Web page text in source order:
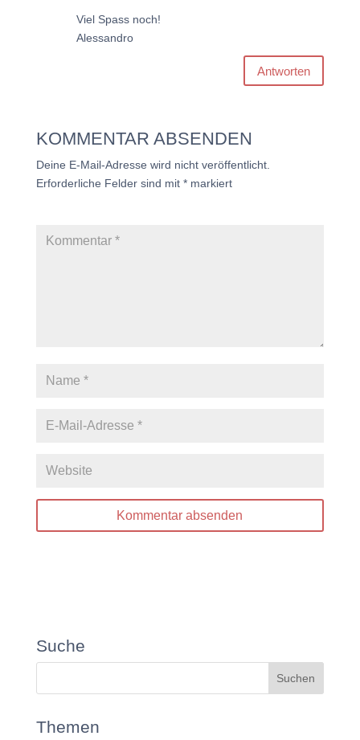
Viel Spass noch!
Alessandro
Antworten
KOMMENTAR ABSENDEN
Deine E-Mail-Adresse wird nicht veröffentlicht.
Erforderliche Felder sind mit *markiert
Suche
Themen